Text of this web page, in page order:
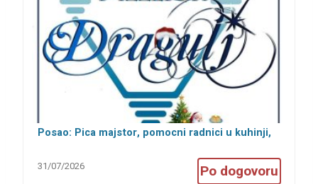
Posao: Pica majstor, pomocni radnici u kuhinji,
31/07/2026 Po dogovoru